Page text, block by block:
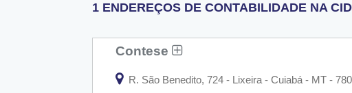
1 ENDEREÇOS DE CONTABILIDADE NA
Contese
R. São Benedito, 724 - Lixeira - Cuiabá - MT -